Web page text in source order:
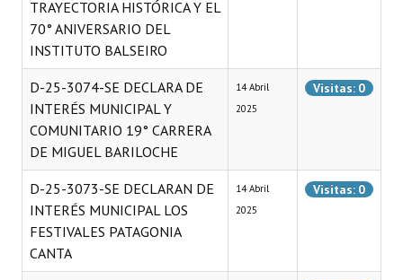
TRAYECTORIA HISTÓRICA Y EL
70° ANIVERSARIO DEL
INSTITUTO BALSEIRO
D-25-3074-SE DECLARA DE
INTERÉS MUNICIPAL Y
COMUNITARIO 19° CARRERA
DE MIGUEL BARILOCHE
14 Abril
2025
Visitas: 0
D-25-3073-SE DECLARAN DE
INTERÉS MUNICIPAL LOS
FESTIVALES PATAGONIA
CANTA
14 Abril
2025
Visitas: 0